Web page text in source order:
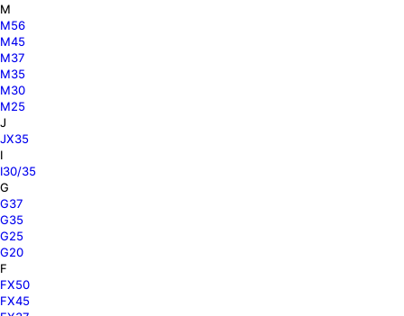
M
M56
M45
M37
M35
M30
M25
J
JX35
I
I30/35
G
G37
G35
G25
G20
F
FX50
FX45